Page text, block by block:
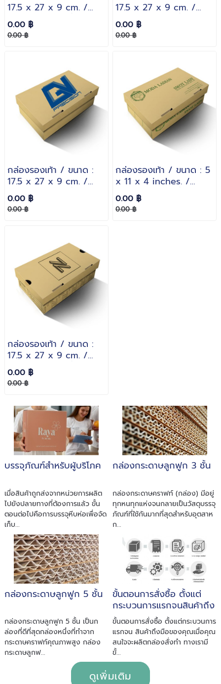
17.5 x 27 x 9 cm. /
กระดาษหนา : 3 ชั้นลอน B
0.00 ฿
0.00 ฿
17.5 x 27 x 9 cm. /
กระดาษหนา : 3 ชั้นลอน B
0.00 ฿
0.00 ฿
กล่องรองเท้า / ขนาด :
17.5 x 27 x 9 cm. /
กระดาษหนา : 3 ชั้นลอน B
0.00 ฿
0.00 ฿
กล่องรองเท้า / ขนาด : 5
x 11 x 4 inches. /
กระดาษหนา : 3 ชั้นลอน E
0.00 ฿
0.00 ฿
กล่องรองเท้า / ขนาด :
17.5 x 27 x 9 cm. /
กระดาษหนา : 3 ชั้นลอน B
0.00 ฿
0.00 ฿
บรรจุภัณฑ์สำหรับผู้บริโภค
เมื่อสินค้าถูกส่งจากหน่วยการผลิต
ไปยังปลายทางที่ต้องการแล้ว ขั้น
ตอนต่อไปคือการบรรจุหีบห่อเพื่อจัด
เก็บ...
กล่องกระดาษลูกฟูก 3 ชั้น
กล่องกระดาษคราฟท์ (กล่อง) มีอยู่
ทุกหนทุกแห่งจนกลายเป็นวัสดุบรรจุ
ภัณฑ์ที่ใช้กันมากที่สุดสำหรับอุตสาห
ก...
กล่องกระดาษลูกฟูก 5 ชั้น
กล่องกระดาษลูกฟูก 5 ชั้น เป็นก
ล่องที่ดีที่สุดกล่องหนึ่งที่ทำจาก
กระดาษคราฟท์คุณภาพสูง กล่อง
กระดาษลูกฟ...
ขั้นตอนการสั่งซื้อ ตั้งแต่
กระบวนการแรกจนสินค้าถึง
มือของคุณ
ขั้นตอนการสั่งซื้อ ตั้งแต่กระบวนการ
แรกจน สินค้าถึงมือของคุณเมื่อคุณ
สนใจจะผลิตกล่องสั่งทำ ทางเรามี
ขั้...
ดูเพิ่มเติม